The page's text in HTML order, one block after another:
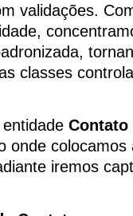
validações.
classes
Contato
onde
iremos